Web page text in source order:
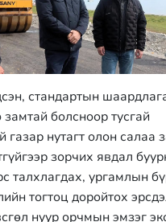
стандартын
замтай болсноор тусгай
газар нутагт олон салаа
зорчих явдал
талхлагдах, ургамлын
тогтоц доройтох
нуур орчмын эмзэг